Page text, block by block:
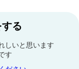
る
しいと思います
す